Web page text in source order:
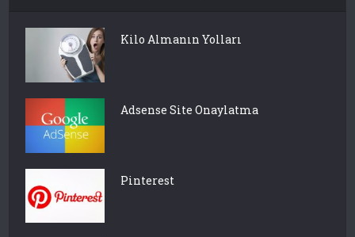
Kilo Almanın Yolları
Adsense Site Onaylatma
Pinterest